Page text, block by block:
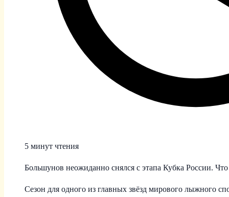
5 минут чтения
Большунов неожиданно снялся с этапа Кубка России.
Сезон для одного из главных звёзд мирового лыжного